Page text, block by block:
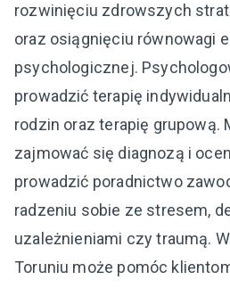
rozwinięciu zdrowszych
oraz osiągnięciu równowagi
psychologicznej.
prowadzić terapię
rodzin oraz terapię grupową.
zajmować się diagnozą i
prowadzić poradnictwo
radzeniu sobie ze stresem,
uzależnieniami czy traumą.
Toruniu może pomóc